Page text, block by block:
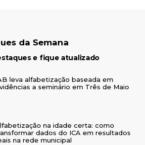
da Semana
e fique atualizado
leva alfabetização baseada em
a seminário em Três de Maio
na idade certa: como
dados do ICA em resultados
na rede municipal